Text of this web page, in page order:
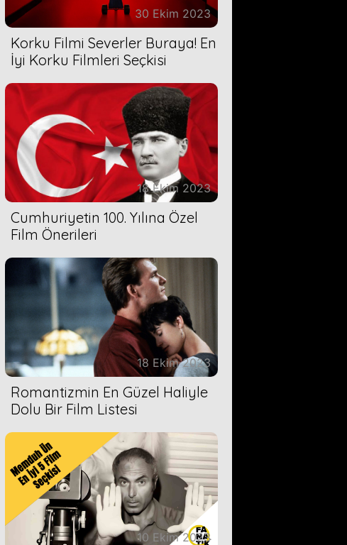
30 Ekim 2023
Korku Filmi Severler Buraya! En
İyi Korku Filmleri Seçkisi
18 Ekim 2023
Cumhuriyetin 100. Yılına Özel
Film Önerileri
18 Ekim 2023
Romantizmin En Güzel Haliyle
Dolu Bir Film Listesi
10 Ekim 2023